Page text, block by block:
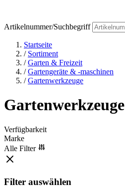
Artikelnummer/Suchbegriff
Startseite
/ Sortiment
/ Garten & Freizeit
/ Gartengeräte & -maschinen
/ Gartenwerkzeuge
Gartenwerkzeuge
Verfügbarkeit
Marke
Alle Filter
Filter auswählen